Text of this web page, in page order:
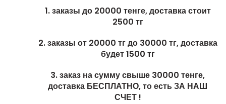
1. заказы до 20000 тенге, доставка стоит
2500 тг
2. заказы от 20000 тг до 30000 тг, доставка
будет 1500 тг
3. заказ на сумму свыше 30000 тенге,
доставка БЕСПЛАТНО, то есть ЗА НАШ
СЧЕТ !